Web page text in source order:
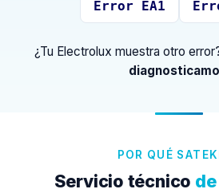
Error EA1
¿Tu Electrolux muestra otro
POR QUÉ
Servicio técnico